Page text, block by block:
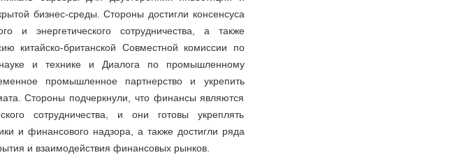
бизнес-среды. Стороны достигли консенсуса
и энергетического сотрудничества, а также
китайско-британской Совместной комиссии по
и технике и Диалога по промышленному
промышленное партнерство и укрепить
Стороны подчеркнули, что финансы являются
сотрудничества, и они готовы укреплять
и финансового надзора, а также достигли ряда
и взаимодействия финансовых рынков.